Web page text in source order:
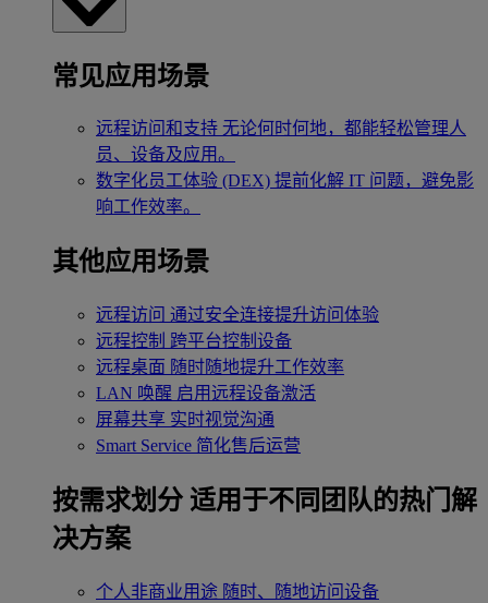
常见应用场景
远程访问和支持 无论何时何地，都能轻松管理人
员、设备及应用。
数字化员工体验 (DEX) 提前化解 IT 问题，避免影
响工作效率。
其他应用场景
远程访问 通过安全连接提升访问体验
远程控制 跨平台控制设备
远程桌面 随时随地提升工作效率
LAN 唤醒 启用远程设备激活
屏幕共享 实时视觉沟通
Smart Service 简化售后运营
按需求划分 适用于不同团队的热门解
决方案
个人非商业用途 随时、随地访问设备